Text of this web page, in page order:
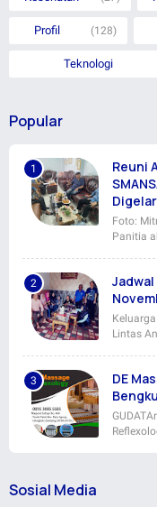
Profil (128)
Teknologi
Popular
Reuni
Foto:
Panitia
Lintas
DE
Sosial Media